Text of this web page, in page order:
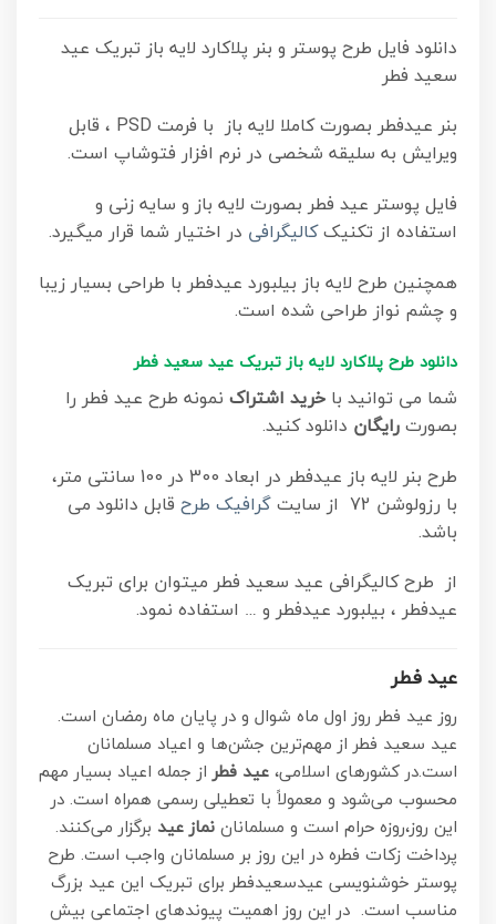
دانلود فایل طرح پوستر و بنر پلاکارد لایه باز تبریک عید
سعید فطر
بنر عیدفطر بصورت کاملا لایه باز با فرمت PSD ، قابل
ویرایش به سلیقه شخصی در نرم افزار فتوشاپ است.
فایل پوستر عید فطر بصورت لایه باز و سایه زنی و
استفاده از تکنیککالیگرافی در اختیار شما قرار میگیرد.
همچنین طرح لایه باز بیلبورد عیدفطر با طراحی بسیار زیبا
و چشم نواز طراحی شده است.
دانلود طرح پلاکارد لایه باز تبریک عید سعید فطر
شما می توانید با خرید اشتراک نمونه طرح عید فطر را
بصورت رایگان دانلود کنید.
طرح بنر لایه باز عیدفطر در ابعاد 300 در 100 سانتی متر،
با رزولوشن 72 از سایت
گرافیک طرح قابل دانلود می
باشد.
از طرح کالیگرافی عید سعید فطر میتوان برای تبریک
عیدفطر ، بیلبورد عیدفطر و … استفاده نمود.
عید فطر
روز عید فطر روز اول ماه شوال و در پایان ماه رمضان است.
عید سعید فطر از مهم‌ترین جشن‌ها و اعیاد مسلمانان
است.در کشورهای اسلامی، عید فطر از جمله اعیاد بسیار مهم
محسوب می‌شود و معمولاً با تعطیلی رسمی همراه است. در
این روز،روزه حرام است و مسلمانان نماز عید برگزار می‌کنند.
پرداخت زکات فطره در این روز بر مسلمانان واجب است. طرح
پوستر خوشنویسی عیدسعیدفطر برای تبریک این عید بزرگ
مناسب است. در این روز اهمیت پیوندهای اجتماعی بیش